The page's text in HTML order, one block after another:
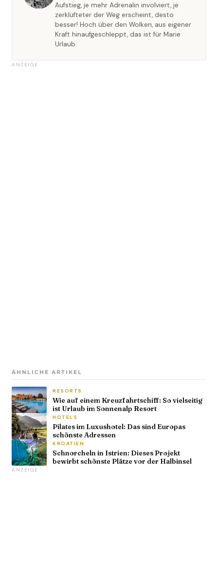
Aufstieg, je mehr Adrenalin involviert, je
zerklüfteter der Weg erscheint, desto
besser! Hoch über den Wolken, aus eigener
Kraft hinaufgeschleppt, das ist für Marie
Urlaub.
ANZEIGE
ÄHNLICHE ARTIKEL
RESORTS
Wie auf einem Kreuzfahrtschiff: So vielseitig
ist Urlaub im Sonnenalp Resort
HOTELS
Pilates im Luxushotel: Das sind Europas
schönste Adressen
KROATIEN
Schnorcheln in Istrien: Dieses Projekt
bewirbt schönste Plätze vor der Halbinsel
ANZEIGE